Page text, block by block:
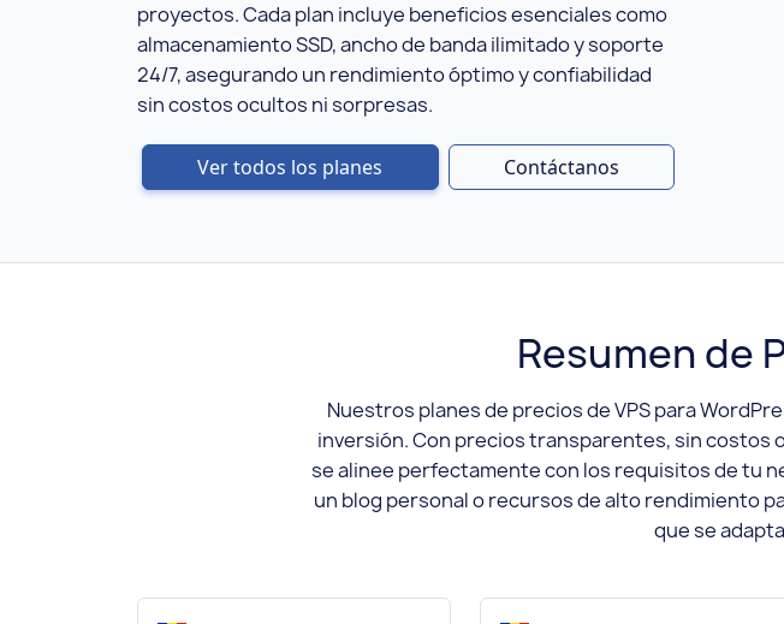
proyectos. Cada plan incluye beneficios esenciales como
almacenamiento SSD, ancho de banda ilimitado y soporte
24/7, asegurando un rendimiento óptimo y confiabilidad
sin costos ocultos ni sorpresas.
Ver todos los planes Contáctanos
Resumen de
Nuestros planes de precios de VPS para
inversión. Con precios transparentes, sin costos
se alinee perfectamente con los requisitos de tu
un blog personal o recursos de alto rendimiento
que se